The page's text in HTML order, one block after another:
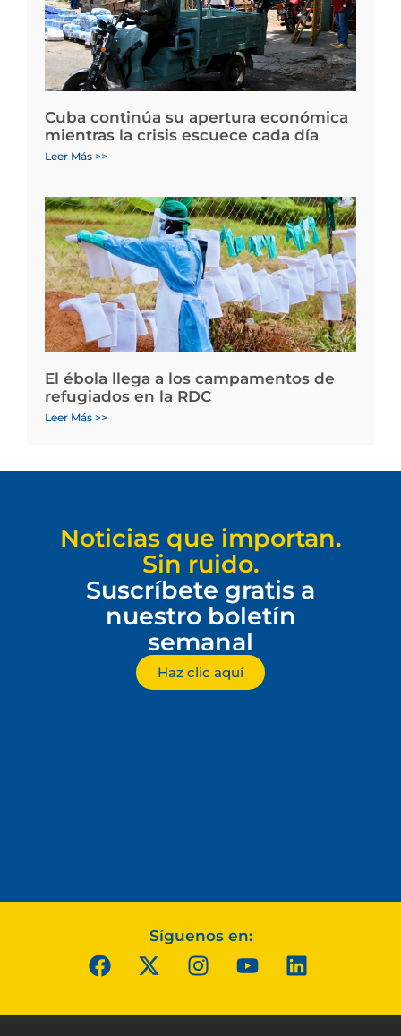
Cuba continúa su apertura económica
mientras la crisis escuece cada día
Leer Más >>
El ébola llega a los campamentos de
refugiados en la RDC
Leer Más >>
Noticias que importan.
Sin ruido.
Suscríbete gratis a
nuestro boletín
semanal
Haz clic aquí
Síguenos en: